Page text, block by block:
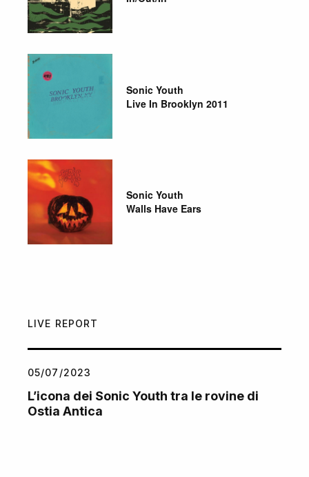
Sonic Youth
Live In Brooklyn 2011
Sonic Youth
Walls Have Ears
LIVE REPORT
05/07/2023
L’icona dei Sonic Youth tra le rovine di
Ostia Antica